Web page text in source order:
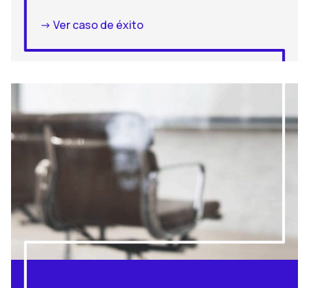
-> Ver caso de éxito